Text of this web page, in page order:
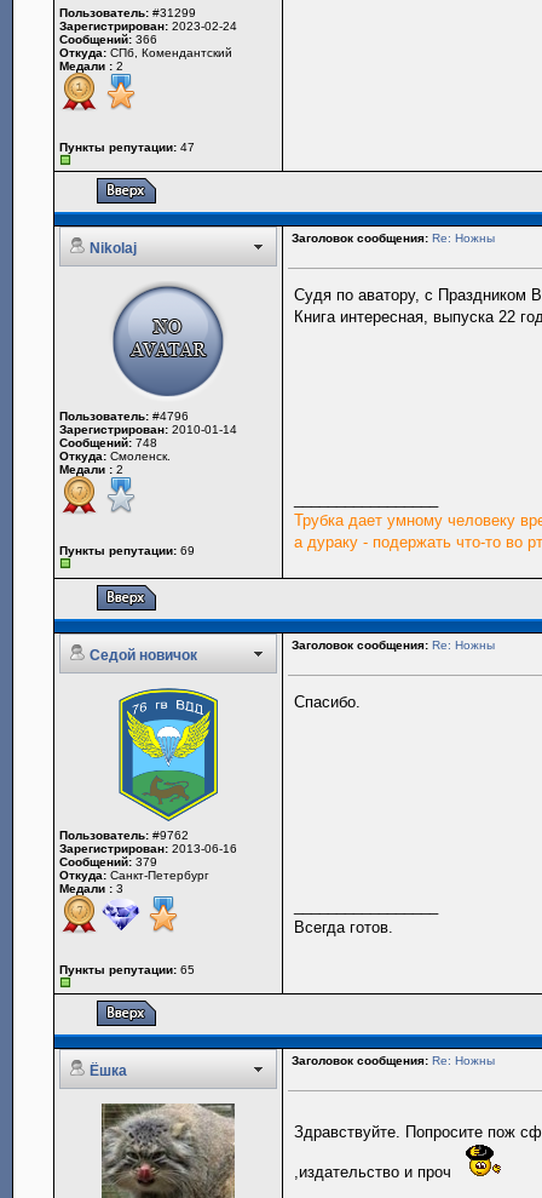
Пользователь: #31299
Зарегистрирован: 2023-02-24
Сообщений: 366
Откуда: СПб, Комендантский
Медали : 2
Пункты репутации: 47
Nikolaj
Заголовок сообщения: Re: Ножны
Пользователь: #4796
Зарегистрирован: 2010-01-14
Сообщений: 748
Откуда: Смоленск.
Медали : 2
Пункты репутации: 69
Судя по аватору, с Праздником
Книга интересная, выпуска 22
Трубка дает умному человеку
а дураку - подержать что-то во
Седой новичок
Заголовок сообщения: Re: Ножны
Пользователь: #9762
Зарегистрирован: 2013-06-16
Сообщений: 379
Откуда: Санкт-Петербург
Медали : 3
Пункты репутации: 65
Спасибо.
Всегда готов.
Ёшка
Заголовок сообщения: Re: Ножны
Здравствуйте. Попросите пож
,издательство и проч